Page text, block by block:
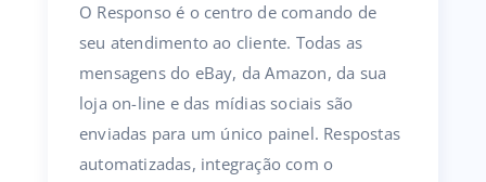
O Responso é o centro de comando de
seu atendimento ao cliente. Todas as
mensagens do eBay, da Amazon, da sua
loja on-line e das mídias sociais são
enviadas para um único painel. Respostas
automatizadas, integração com o